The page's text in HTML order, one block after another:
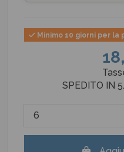
Minimo 10 giorni per
SPEDITO IN